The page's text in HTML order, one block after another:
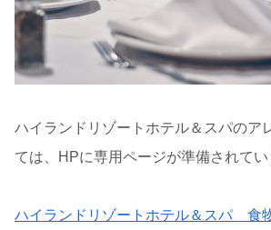
ハイランドリゾートホテル＆スパのア
ては、HPに専用ページが準備されてい
ハイランドリゾートホテル＆スパ 食